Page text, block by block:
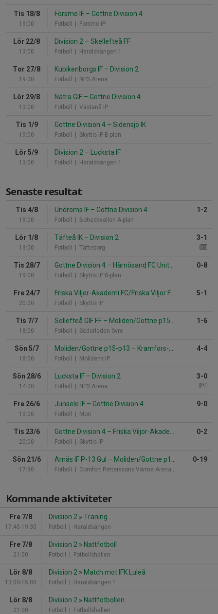
Tis 18/8
19:00
Forsmo IF – Gottne Division 4
Fotboll | Forsmo IP
Lör 22/8
13:00
Division 2 – Skellefteå FF
Fotboll | Haraldsängen 1
Tor 27/8
19:00
Kubikenborgs IF – Division 2
Fotboll | NP3 Arena
Lör 29/8
13:00
Nätra GIF – Gottne Division 4
Fotboll | Västanå IP
Tis 1/9
19:00
Gottne Division 4 – Sidensjö IK
Fotboll | Skyttis IP B-plan
Lör 5/9
13:00
Division 2 – Lucksta IF
Fotboll | Haraldsängen 1
Senaste resultat
Tis 4/8
19:00
Undroms IF – Gottne Division 4
Fotboll | Bohedsvallen A-plan
1-2
Lör 1/8
13:00
Täfteå IK – Division 2
Fotboll | Täfteborg
3-1
Tis 28/7
19:00
Gottne Division 4 – Härnösand FC United
Fotboll | Skyttis IP B-plan
0-8
Fre 24/7
20:00
Gottne
Fotboll | Skyttis IP
5-1
Tis 7/7
18:00
Sollefteå GIF FF – Moliden/Gottne p15-p13
Fotboll | Söderleden övre
1-6
Sön 5/7
18:00
Moliden/Gottne p15-p13 – Kramfors-Alliansen P13
Fotboll | Molidens IP
4-4
Sön 28/6
14:00
Lucksta IF – Division 2
Fotboll | NP3 Arena
3-0
Fre 26/6
19:00
Junsele IF – Gottne Division 4
Fotboll | Mon
9-0
Tis 23/6
20:00
Gottne Division 4 – Friska Viljor-Akademi FC/Friska Viljor FC 2
Fotboll | Skyttis IP
0-2
Sön 21/6
17:30
Arnäs IF P-13 Gul – Moliden/Gottne p15-p13
Fotboll | Comfort Petterssons Värme Arena U-9
0-19
Kommande aktiviteter
Fre 7/8
17:45-19:30
Division 2 » Träning
Fotboll | Haraldsängen
Fre 7/8
21:00
Division 2 » Nattfotboll
Fotboll | Fotbollshallen
Lör 8/8
13:00-15:00
Division 2 » Match mot IFK Luleå
Fotboll | Haraldsängen 1
Lör 8/8
21:00
Division 2 » Nattfotbollen
Fotboll | Fotbollshallen